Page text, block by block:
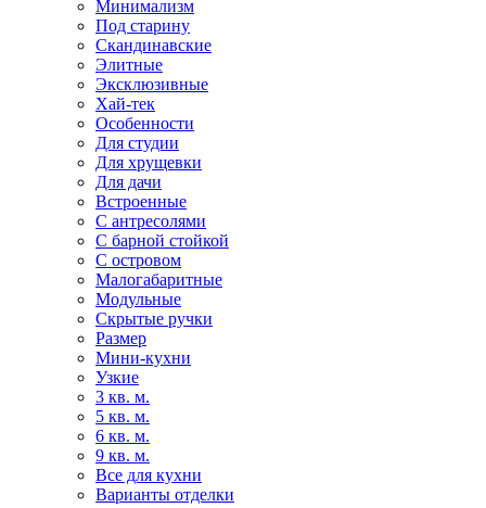
Минимализм
Под старину
Скандинавские
Элитные
Эксклюзивные
Хай-тек
Особенности
Для студии
Для хрущевки
Для дачи
Встроенные
С антресолями
С барной стойкой
С островом
Малогабаритные
Модульные
Скрытые ручки
Размер
Мини-кухни
Узкие
3 кв. м.
5 кв. м.
6 кв. м.
9 кв. м.
Все для кухни
Варианты отделки